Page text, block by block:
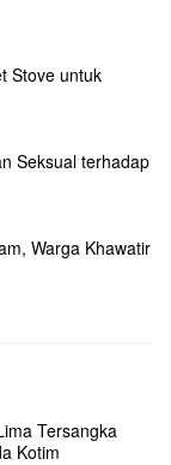
Stove untuk
Seksual terhadap
Warga Khawatir
Tersangka
Kotim